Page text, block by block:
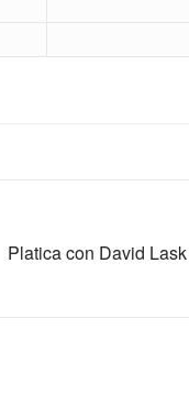
Platica con David